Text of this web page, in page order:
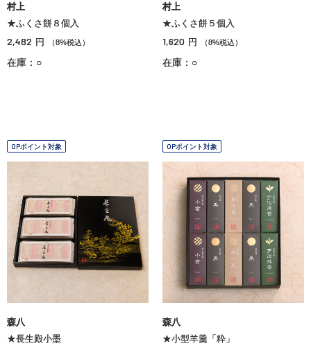
村上
★ふくさ餅８個入
2,482 円 （8%税込）
在庫：○
村上
★ふくさ餅５個入
1,620 円 （8%税込）
在庫：○
OPポイント対象
森八
★長生殿小墨
OPポイント対象
森八
★小型羊羹「粋」